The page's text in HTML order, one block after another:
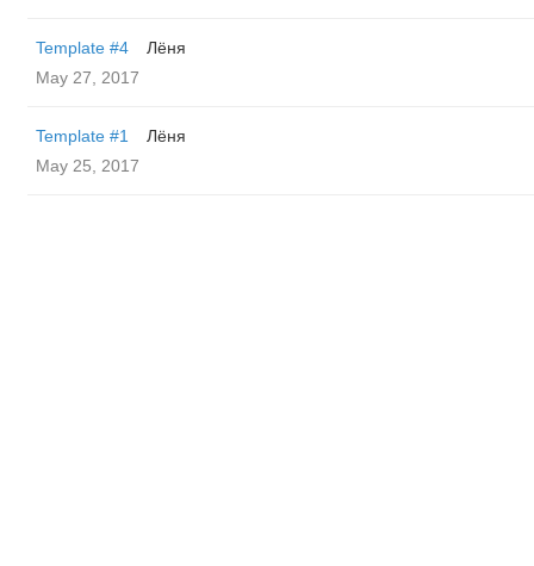
Template #4
Лёня
May 27, 2017
Template #1
Лёня
May 25, 2017